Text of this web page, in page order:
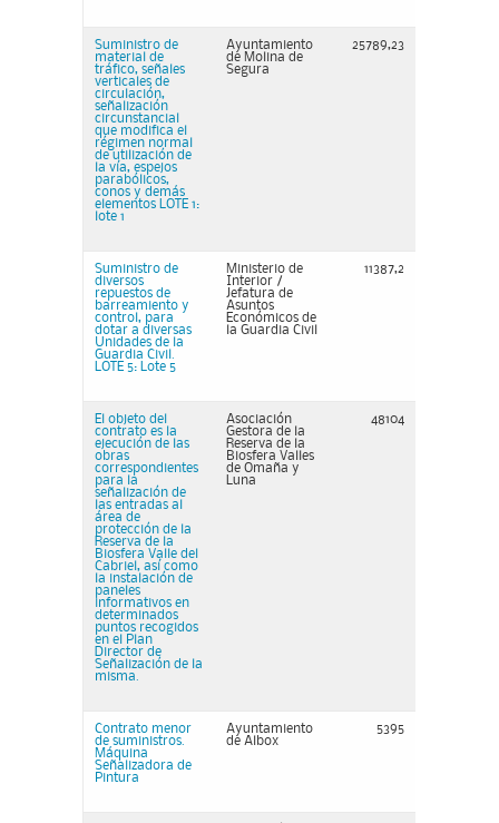
Suministro de
material de
tráfico, señales
verticales de
circulación,
señalización
circunstancial
que modifica el
régimen normal
de utilización de
la vía, espejos
parabólicos,
conos y demás
elementos LOTE 1:
lote 1
Ayuntamiento
de Molina de
Segura
25789,23
Suministro de
diversos
repuestos de
barreamiento y
control, para
dotar a diversas
Unidades de la
Guardia Civil.
LOTE 5: Lote 5
Ministerio de
Interior /
Jefatura de
Asuntos
Económicos de
la Guardia Civil
11387,2
El objeto del
contrato es la
ejecución de las
obras
correspondientes
para la
señalización de
las entradas al
área de
protección de la
Reserva de la
Biosfera Valle del
Cabriel, así como
la instalación de
paneles
informativos en
determinados
puntos recogidos
en el Plan
Director de
Señalización de la
misma.
Asociación
Gestora de la
Reserva de la
Biosfera Valles
de Omaña y
Luna
48104
Contrato menor
de suministros.
Máquina
Señalizadora de
Pintura
Ayuntamiento
de Albox
5395